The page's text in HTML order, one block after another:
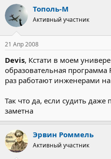
Тополь-М
Активный участник
21 Апр 2008
Devis, Кстати в моем
образовательная программа
раз работают инженерами
Так что да, если судить даже
заметна
Эрвин Роммель
Активный участник